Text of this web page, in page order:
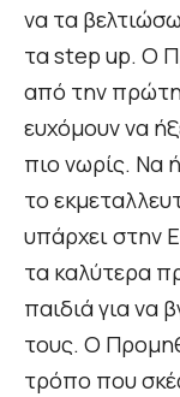
να τα
τα step up. Ο
από την
ευχόμουν να
πιο νωρίς. Να
το
υπάρχει στην
τα καλύτερα
παιδιά για να
τους. Ο
τρόπο που